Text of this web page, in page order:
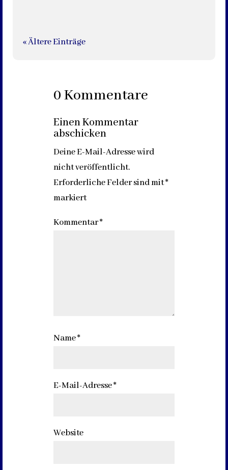
« Ältere Einträge
0 Kommentare
Einen Kommentar
abschicken
Deine E-Mail-Adresse wird
nicht veröffentlicht.
Erforderliche Felder sind mit*
markiert
Kommentar*
Name*
E-Mail-Adresse*
Website